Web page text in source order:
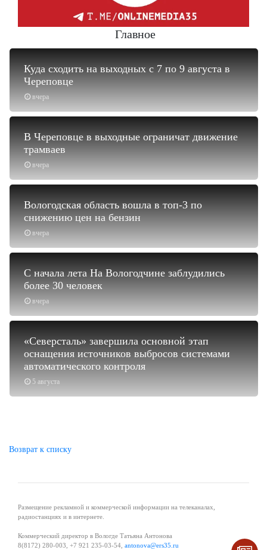
Главное
вчера
Куда сходить на выходных с 7 по 9 августа в
Череповце
вчера
В Череповце в выходные ограничат движение
трамваев
вчера
Вологодская область вошла в топ-3 по
снижению цен на бензин
вчера
С начала лета На Вологодчине заблудились
более 30 человек
5 августа
«Северсталь» завершила основной этап
оснащения источников выбросов системами
автоматического контроля
Возврат к списку
Размещение рекламной и коммерческой информации на телеканалах,
радиостанциях и в интернете.
Коммерческий директор в Вологде Татьяна Антонова
8(8172) 280-003, +7 921 235-03-54, antonova@ers35.ru